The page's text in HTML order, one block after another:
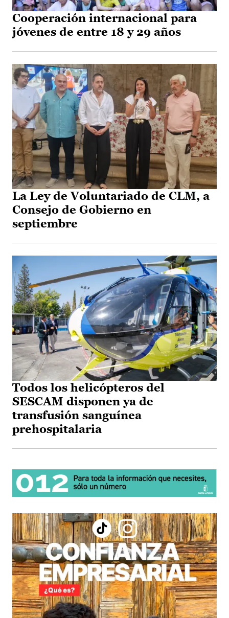
Cooperación internacional para
jóvenes de entre 18 y 29 años
La Ley de Voluntariado de CLM, a
Consejo de Gobierno en
septiembre
Todos los helicópteros del
SESCAM disponen ya de
transfusión sanguínea
prehospitalaria